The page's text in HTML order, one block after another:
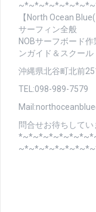
【North Ocean
サーフィン全般
NOBサーフボード
ンガイド＆スクール
沖縄県北谷町北前
TEL:098-989-7579
問合せお待ちして